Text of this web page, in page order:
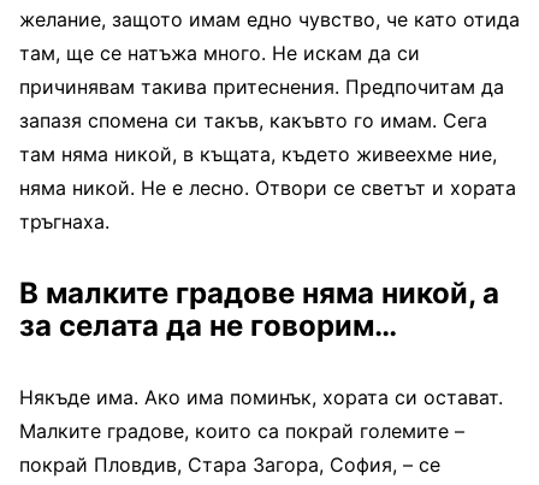
желание, защото имам едно чувство, че като отида
там, ще се натъжа много. Не искам да си
причинявам такива притеснения. Предпочитам да
запазя спомена си такъв, какъвто го имам. Сега
там няма никой, в къщата, където живеехме ние,
няма никой. Не е лесно. Отвори се светът и хората
тръгнаха.
В малките градове няма никой, а
за селата да не говорим…
Някъде има. Ако има поминък, хората си остават.
Малките градове, които са покрай големите –
покрай Пловдив, Стара Загора, София, – се